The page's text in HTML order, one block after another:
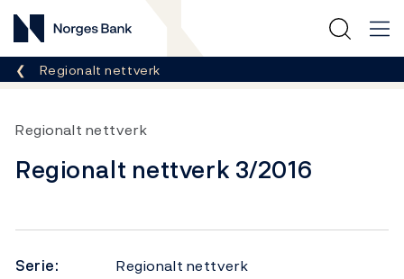
Norges Bank
Her er du nå:
Regionalt nettverk
Regionalt nettverk
Regionalt nettverk 3/2016
Serie:
Regionalt nettverk